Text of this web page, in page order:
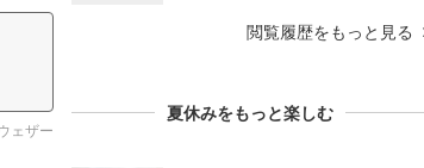
ェザー
閲覧履歴をもっと見る
夏休みをもっと楽しむ